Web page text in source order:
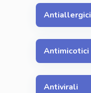
Antiallergici
Antimicotici
Antivirali